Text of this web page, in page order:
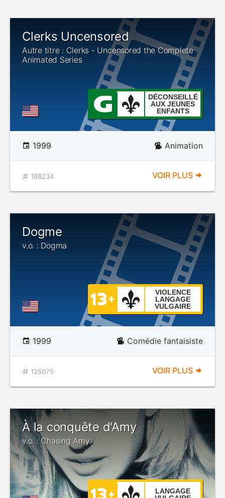
Clerks Uncensored
Autre titre : Clerks - Uncensored the Complete
Animated Series
DÉCONSEILLÉ
AUX JEUNES
ENFANTS
1999 Animation
168234 VOIR PLUS
Dogme
v.o. : Dogma
VIOLENCE
LANGAGE
VULGAIRE
1999 Comédie fantaisiste
125075 VOIR PLUS
À la conquête d'Amy
v.o. : Chasing Amy
LANGAGE